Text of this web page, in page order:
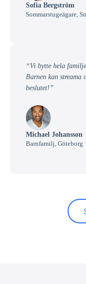
Sofia Bergström
Sommarstugeägare,
“Vi bytte hela
Barnen kan streama
beslutet!”
Michael Johansson
Barnfamilj, Göteborg